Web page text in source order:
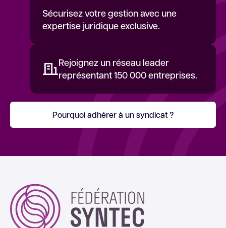
Sécurisez votre gestion avec une
expertise juridique exclusive.
Rejoignez un réseau leader
représentant 150 000 entreprises.
Pourquoi adhérer à un syndicat ?